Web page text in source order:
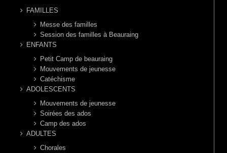
FAMILLES
Messe des familles
Session des familles à Beauraing
ENFANTS
Petit Camp de beauraing
Mouvements de jeunesse
Catéchisme
ADOLESCENTS
Mouvements de jeunesse
Soirées des ados
Camp des ados
ADULTES
Chorales